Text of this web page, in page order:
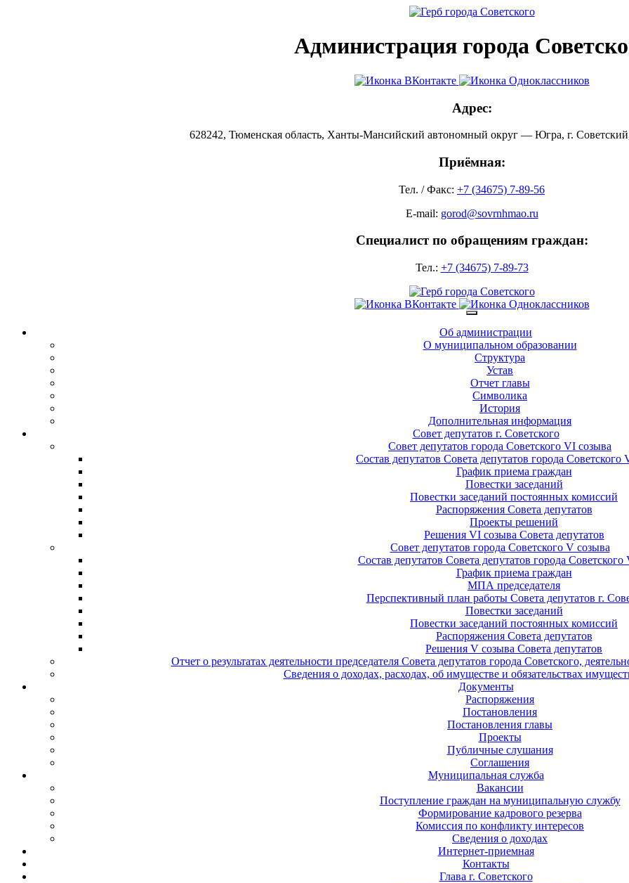
Администрация города
Адрес:
628242, Тюменская область, Ханты-Мансийский автономный округ — Югра, г.
Приёмная:
Тел. / Факс: +7 (34675) 7-89-56
E-mail: gorod@sovrnhmao.ru
Специалист по обращениям граждан:
Тел.: +7 (34675) 7-89-73
Об администрации
О муниципальном образовании
Структура
Устав
Отчет главы
Символика
История
Дополнительная информация
Совет депутатов г. Советского
Совет депутатов города Советского VI созыва
Состав депутатов Совета депутатов города Советского
График приема граждан
Повестки заседаний
Повестки заседаний постоянных комиссий
Распоряжения Совета депутатов
Проекты решений
Решения VI созыва Совета депутатов
Совет депутатов города Советского V созыва
Состав депутатов Совета депутатов города Советского
График приема граждан
МПА председателя
Перспективный план работы Совета депутатов г.
Повестки заседаний
Повестки заседаний постоянных комиссий
Распоряжения Совета депутатов
Решения V созыва Совета депутатов
Отчет о результатах деятельности председателя Совета депутатов города Советского,
Сведения о доходах, расходах, об имуществе и обязательствах
Документы
Распоряжения
Постановления
Постановления главы
Проекты
Публичные слушания
Соглашения
Муниципальная служба
Вакансии
Поступление граждан на муниципальную службу
Формирование кадрового резерва
Комиссия по конфликту интересов
Сведения о доходах
Интернет-приемная
Контакты
Глава г. Советского